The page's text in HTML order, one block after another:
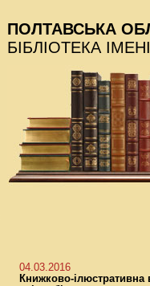
ПОЛТАВСЬКА
БІБЛІОТЕКА
04.03.2016
Книжково-ілюстративна